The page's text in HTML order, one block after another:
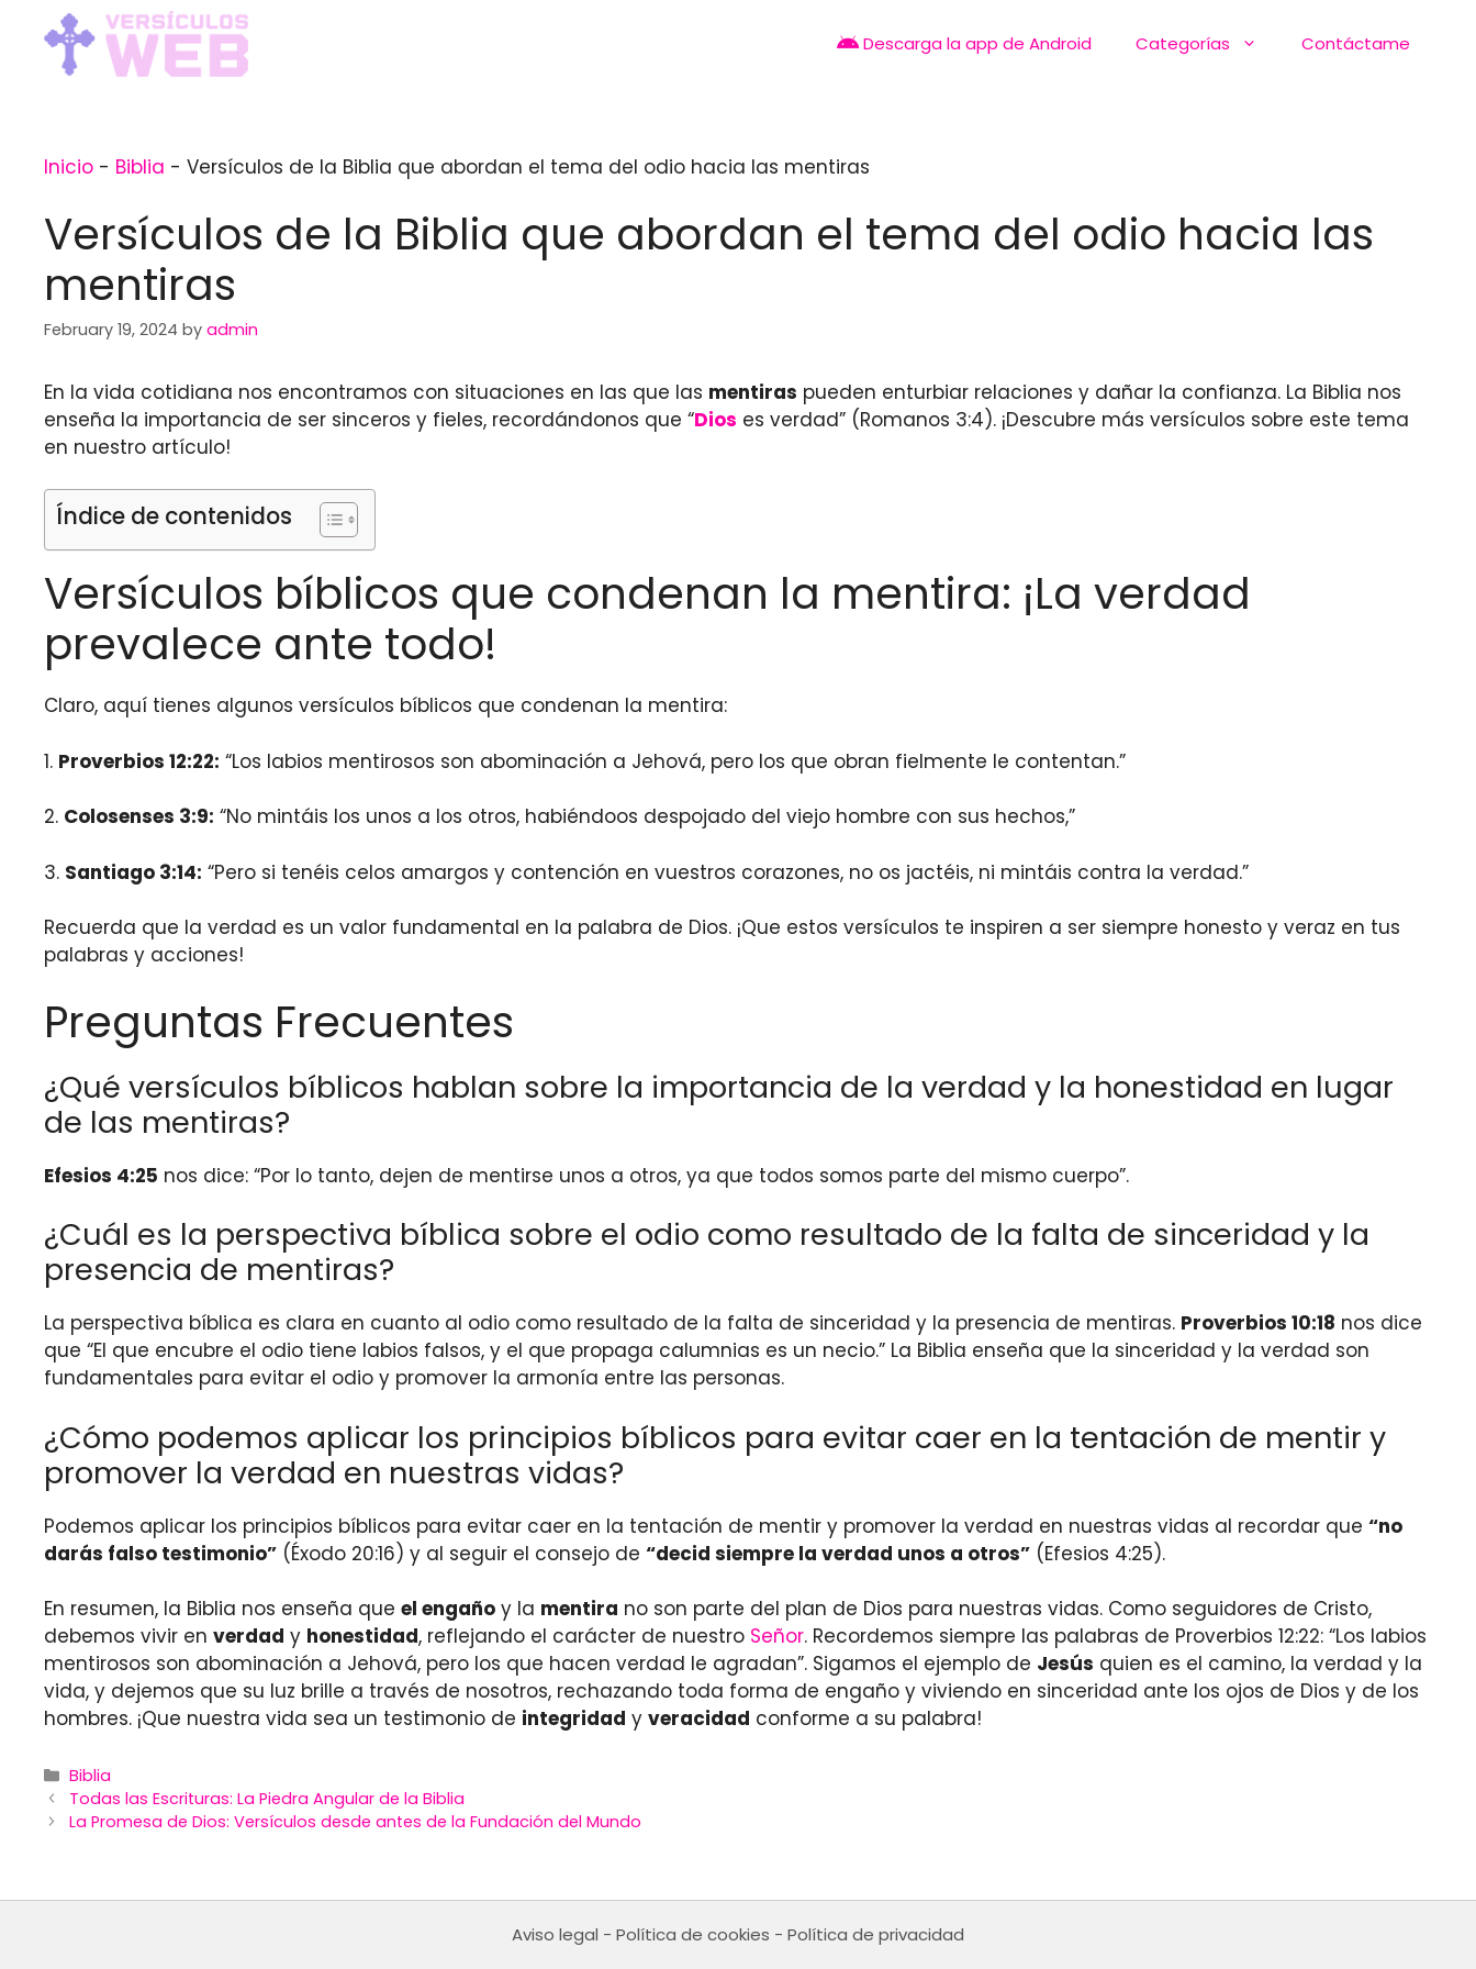
content
Descarga la app de Android Categorías Contáctame
Inicio - Biblia - Versículos de la Biblia que abordan el tema del odio hacia las mentiras
Versículos de la Biblia que abordan el tema del odio hacia las
mentiras
February 19, 2024 by admin
En la vida cotidiana nos encontramos con situaciones en las que las mentiras pueden enturbiar relaciones y dañar la confianza. La Biblia nos
enseña la importancia de ser sinceros y fieles, recordándonos que “Dios es verdad” (Romanos 3:4). ¡Descubre más versículos sobre este tema
en nuestro artículo!
Índice de contenidos
Versículos bíblicos que condenan la mentira: ¡La verdad
prevalece ante todo!
Claro, aquí tienes algunos versículos bíblicos que condenan la mentira:
1. Proverbios 12:22: “Los labios mentirosos son abominación a Jehová, pero los que obran fielmente le contentan.”
2. Colosenses 3:9: “No mintáis los unos a los otros, habiéndoos despojado del viejo hombre con sus hechos,”
3. Santiago 3:14: “Pero si tenéis celos amargos y contención en vuestros corazones, no os jactéis, ni mintáis contra la verdad.”
Recuerda que la verdad es un valor fundamental en la palabra de Dios. ¡Que estos versículos te inspiren a ser siempre honesto y veraz en tus
palabras y acciones!
Preguntas Frecuentes
¿Qué versículos bíblicos hablan sobre la importancia de la verdad y la honestidad en lugar
de las mentiras?
Efesios 4:25 nos dice: “Por lo tanto, dejen de mentirse unos a otros, ya que todos somos parte del mismo cuerpo”.
¿Cuál es la perspectiva bíblica sobre el odio como resultado de la falta de sinceridad y la
presencia de mentiras?
La perspectiva bíblica es clara en cuanto al odio como resultado de la falta de sinceridad y la presencia de mentiras. Proverbios 10:18 nos dice
que “El que encubre el odio tiene labios falsos, y el que propaga calumnias es un necio.” La Biblia enseña que la sinceridad y la verdad son
fundamentales para evitar el odio y promover la armonía entre las personas.
¿Cómo podemos aplicar los principios bíblicos para evitar caer en la tentación de mentir y
promover la verdad en nuestras vidas?
Podemos aplicar los principios bíblicos para evitar caer en la tentación de mentir y promover la verdad en nuestras vidas al recordar que “no
darás falso testimonio” (Éxodo 20:16) y al seguir el consejo de “decid siempre la verdad unos a otros” (Efesios 4:25).
En resumen, la Biblia nos enseña que el engaño y la mentira no son parte del plan de Dios para nuestras vidas. Como seguidores de Cristo,
debemos vivir en verdad y honestidad, reflejando el carácter de nuestro Señor. Recordemos siempre las palabras de Proverbios 12:22: “Los labios
mentirosos son abominación a Jehová, pero los que hacen verdad le agradan”. Sigamos el ejemplo de Jesús quien es el camino, la verdad y la
vida, y dejemos que su luz brille a través de nosotros, rechazando toda forma de engaño y viviendo en sinceridad ante los ojos de Dios y de los
hombres. ¡Que nuestra vida sea un testimonio de integridad y veracidad conforme a su palabra!
Categories
Biblia
Todas las Escrituras: La Piedra Angular de la Biblia
La Promesa de Dios: Versículos desde antes de la Fundación del Mundo
Aviso legal - Política de cookies - Política de privacidad